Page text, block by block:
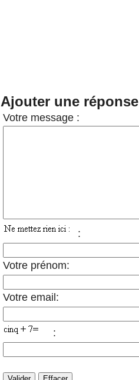
Ajouter une réponse
Votre message :
:
Votre prénom:
Votre email:
: